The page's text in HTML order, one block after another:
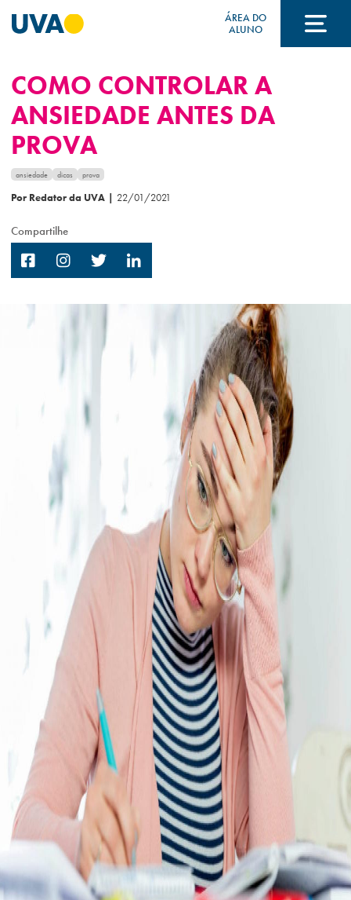
ÁREA DO
ALUNO
A UVA
CURSOS
FORMAS DE INGRESSO
FINANCIAMENTO E BOLSAS
Acontece na UVA
Campi/Unidades
Atendimento (21) 2574 8888
Conclua sua Matrícula
INSCREVA-SE SOLICITE INFORMAÇÕES
ÁREA DO ALUNO
COMO CONTROLAR A
ANSIEDADE ANTES DA
PROVA
ansiedade dicas prova
Por Redator da UVA | 22/01/2021
Compartilhe